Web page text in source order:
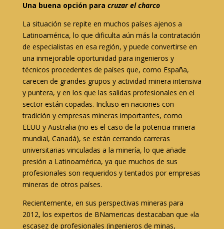
Una buena opción para cruzar el charco
La situación se repite en muchos países ajenos a
Latinoamérica, lo que dificulta aún más la contratación
de especialistas en esa región, y puede convertirse en
una inmejorable oportunidad para ingenieros y
técnicos procedentes de países que, como España,
carecen de grandes grupos y actividad minera intensiva
y puntera, y en los que las salidas profesionales en el
sector están copadas. Incluso en naciones con
tradición y empresas mineras importantes, como
EEUU y Australia (no es el caso de la potencia minera
mundial, Canadá), se están cerrando carreras
universitarias vinculadas a la minería, lo que añade
presión a Latinoamérica, ya que muchos de sus
profesionales son requeridos y tentados por empresas
mineras de otros países.
Recientemente, en sus perspectivas mineras para
2012, los expertos de BNamericas destacaban que «la
escasez de profesionales (ingenieros de minas,